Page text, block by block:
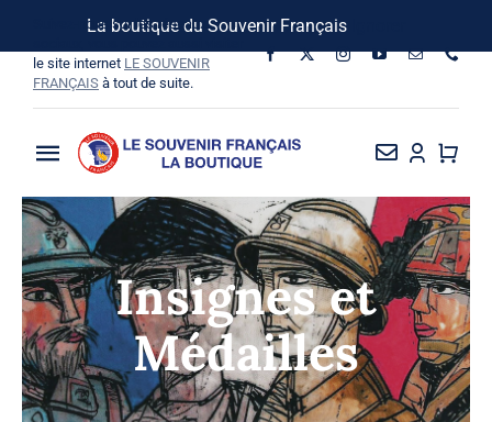
La boutique du Souvenir Français
contenu
Suivez-nous sur les réseaux
le site internet LE SOUVENIR
FRANÇAIS à tout de suite.
Toggle
Navigation
La Boutique
Vins SF-Bardins
Boîte à idées
Bon de commande
Insignes et
Médailles